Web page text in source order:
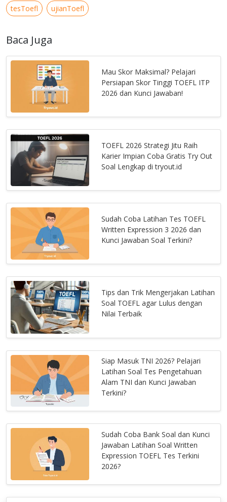
tesToefl ujianToefl
Baca Juga
Mau Skor Maksimal? Pelajari
Persiapan Skor Tinggi TOEFL ITP
2026 dan Kunci Jawaban!
TOEFL 2026 Strategi Jitu Raih
Karier Impian Coba Gratis Try Out
Soal Lengkap di tryout.id
Sudah Coba Latihan Tes TOEFL
Written Expression 3 2026 dan
Kunci Jawaban Soal Terkini?
Tips dan Trik Mengerjakan Latihan
Soal TOEFL agar Lulus dengan
Nilai Terbaik
Siap Masuk TNI 2026? Pelajari
Latihan Soal Tes Pengetahuan
Alam TNI dan Kunci Jawaban
Terkini?
Sudah Coba Bank Soal dan Kunci
Jawaban Latihan Soal Written
Expression TOEFL Tes Terkini
2026?